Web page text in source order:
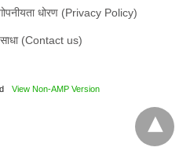
धोरण (Privacy Policy)
(Contact us)
View Non-AMP Version